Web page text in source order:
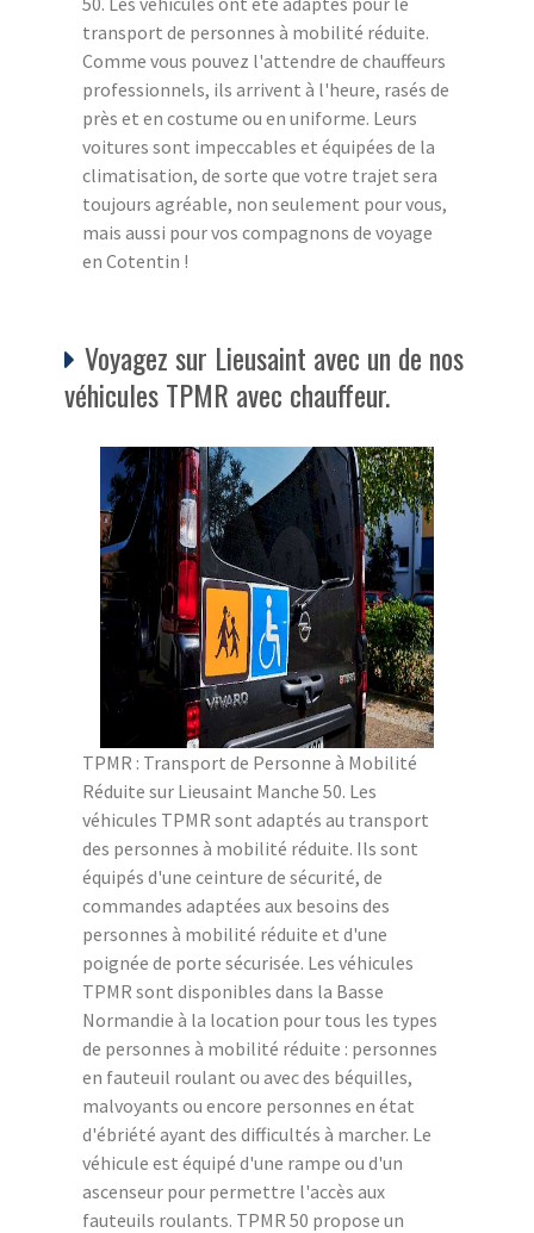
transport de personnes à mobilité réduite.
Comme vous pouvez l'attendre de chauffeurs
professionnels, ils arrivent à l'heure, rasés de
près et en costume ou en uniforme. Leurs
voitures sont impeccables et équipées de la
climatisation, de sorte que votre trajet sera
toujours agréable, non seulement pour vous,
mais aussi pour vos compagnons de voyage
en Cotentin !
Voyagez sur Lieusaint avec un de nos
véhicules TPMR avec chauffeur.
TPMR : Transport de Personne à Mobilité
Réduite sur Lieusaint Manche 50. Les
véhicules TPMR sont adaptés au transport
des personnes à mobilité réduite. Ils sont
équipés d'une ceinture de sécurité, de
commandes adaptées aux besoins des
personnes à mobilité réduite et d'une
poignée de porte sécurisée. Les véhicules
TPMR sont disponibles dans la Basse
Normandie à la location pour tous les types
de personnes à mobilité réduite : personnes
en fauteuil roulant ou avec des béquilles,
malvoyants ou encore personnes en état
d'ébriété ayant des difficultés à marcher. Le
véhicule est équipé d'une rampe ou d'un
ascenseur pour permettre l'accès aux
fauteuils roulants. TPMR 50 propose un